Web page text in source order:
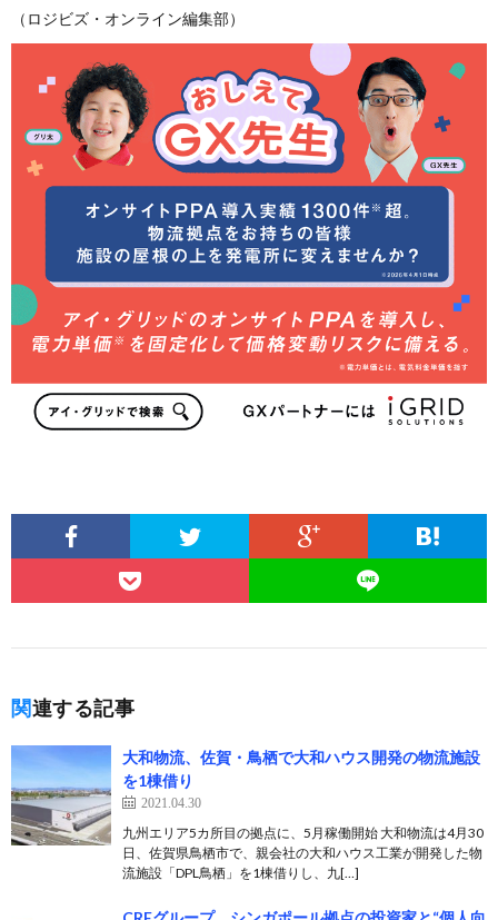
（ロジビズ・オンライン編集部）
関連する記事
大和物流、佐賀・鳥栖で大和ハウス開発の物流施設
を1棟借り
2021.04.30
九州エリア5カ所目の拠点に、5月稼働開始 大和物流は4月30
日、佐賀県鳥栖市で、親会社の大和ハウス工業が開発した物
流施設「DPL鳥栖」を1棟借りし、九[…]